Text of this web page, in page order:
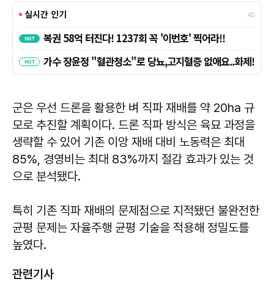
군은 우선 드론을 활용한 벼 직파 재배를 약 20ha 규
모로 추진할 계획이다. 드론 직파 방식은 육묘 과정을
생략할 수 있어 기존 이앙 재배 대비 노동력은 최대
85%, 경영비는 최대 83%까지 절감 효과가 있는 것
으로 분석됐다.
특히 기존 직파 재배의 문제점으로 지적됐던 불완전한
균평 문제는 자율주행 균평 기술을 적용해 정밀도를
높였다.
관련기사